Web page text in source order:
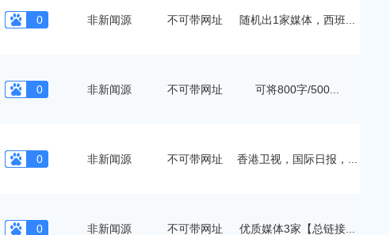
0 非新闻源 不可带网址 随机出1家媒体，西班...
0 非新闻源 不可带网址 可将800字/500...
0 非新闻源 不可带网址 香港卫视，国际日报，...
0 非新闻源 不可带网址 优质媒体3家【总链接...